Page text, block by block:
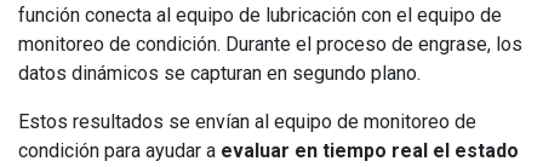
función conecta al equipo de lubricación con el equipo de
monitoreo de condición. Durante el proceso de engrase, los
datos dinámicos se capturan en segundo plano.
Estos resultados se envían al equipo de monitoreo de
condición para ayudar a evaluar en tiempo real el estado